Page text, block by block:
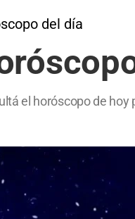
del día
el horóscopo de hoy